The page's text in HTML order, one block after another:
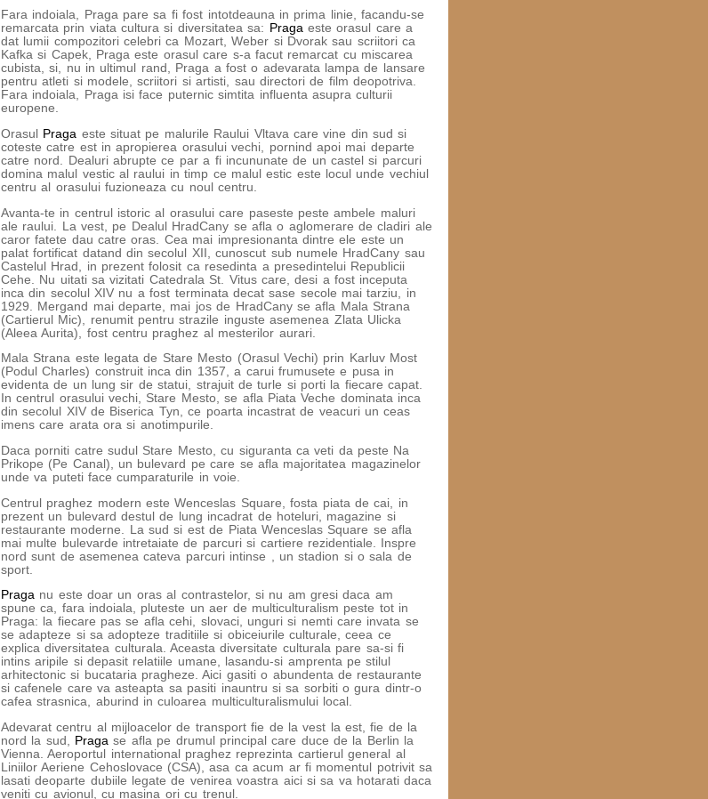
Fara indoiala, Praga pare sa fi fost intotdeauna in prima linie, facandu-se
remarcata prin viata cultura si diversitatea sa: Pragaeste orasul care a
dat lumii compozitori celebri ca Mozart, Weber si Dvorak sau scriitori ca
Kafka si Capek, Praga este orasul care s-a facut remarcat cu miscarea
cubista, si, nu in ultimul rand, Praga a fost o adevarata lampa de lansare
pentru atleti si modele, scriitori si artisti, sau directori de film deopotriva.
Fara indoiala, Praga isi face puternic simtita influenta asupra culturii
europene.
Orasul
Praga este situat pe malurile Raului Vltava care vine din sud si
coteste catre est in apropierea orasului vechi, pornind apoi mai departe
catre nord. Dealuri abrupte ce par a fi incununate de un castel si parcuri
domina malul vestic al raului in timp ce malul estic este locul unde vechiul
centru al orasului fuzioneaza cu noul centru.
Avanta-te in centrul istoric al orasului care paseste peste ambele maluri
ale raului. La vest, pe Dealul HradCany se afla o aglomerare de cladiri ale
caror fatete dau catre oras. Cea mai impresionanta dintre ele este un
palat fortificat datand din secolul XII, cunoscut sub numele HradCany sau
Castelul Hrad, in prezent folosit ca resedinta a presedintelui Republicii
Cehe. Nu uitati sa vizitati Catedrala St. Vitus care, desi a fost inceputa
inca din secolul XIV nu a fost terminata decat sase secole mai tarziu, in
1929. Mergand mai departe, mai jos de HradCany se afla Mala Strana
(Cartierul Mic), renumit pentru strazile inguste asemenea Zlata Ulicka
(Aleea Aurita), fost centru praghez al mesterilor aurari.
Mala Strana este legata de Stare Mesto (Orasul Vechi) prin Karluv Most
(Podul Charles) construit inca din 1357, a carui frumusete e pusa in
evidenta de un lung sir de statui, strajuit de turle si porti la fiecare capat.
In centrul orasului vechi, Stare Mesto, se afla Piata Veche dominata inca
din secolul XIV de Biserica Tyn, ce poarta incastrat de veacuri un ceas
imens care arata ora si anotimpurile.
Daca porniti catre sudul Stare Mesto, cu siguranta ca veti da peste Na
Prikope (Pe Canal), un bulevard pe care se afla majoritatea magazinelor
unde va puteti face cumparaturile in voie.
Centrul praghez modern este Wenceslas Square, fosta piata de cai, in
prezent un bulevard destul de lung incadrat de hoteluri, magazine si
restaurante moderne. La sud si est de Piata Wenceslas Square se afla
mai multe bulevarde intretaiate de parcuri si cartiere rezidentiale. Inspre
nord sunt de asemenea cateva parcuri intinse , un stadion si o sala de
sport.
Praga nu este doar un oras al contrastelor, si nu am gresi daca am
spune ca, fara indoiala, pluteste un aer de multiculturalism peste tot in
Praga: la fiecare pas se afla cehi, slovaci, unguri si nemti care invata se
se adapteze si sa adopteze traditiile si obiceiurile culturale, ceea ce
explica diversitatea culturala. Aceasta diversitate culturala pare sa-si fi
intins aripile si depasit relatiile umane, lasandu-si amprenta pe stilul
arhitectonic si bucataria pragheze. Aici gasiti o abundenta de restaurante
si cafenele care va asteapta sa pasiti inauntru si sa sorbiti o gura dintr-o
cafea strasnica, aburind in culoarea multiculturalismului local.
Adevarat centru al mijloacelor de transport fie de la vest la est, fie de la
nord la sud,
Praga se afla pe drumul principal care duce de la Berlin la
Vienna. Aeroportul international praghez reprezinta cartierul general al
Liniilor Aeriene Cehoslovace (CSA), asa ca acum ar fi momentul potrivit sa
lasati deoparte dubiile legate de venirea voastra aici si sa va hotarati daca
veniti cu avionul, cu masina ori cu trenul.